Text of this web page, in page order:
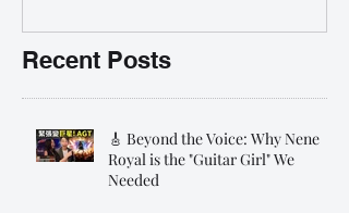
Recent Posts
🎸 Beyond the Voice: Why Nene
Royal is the "Guitar Girl" We
Needed